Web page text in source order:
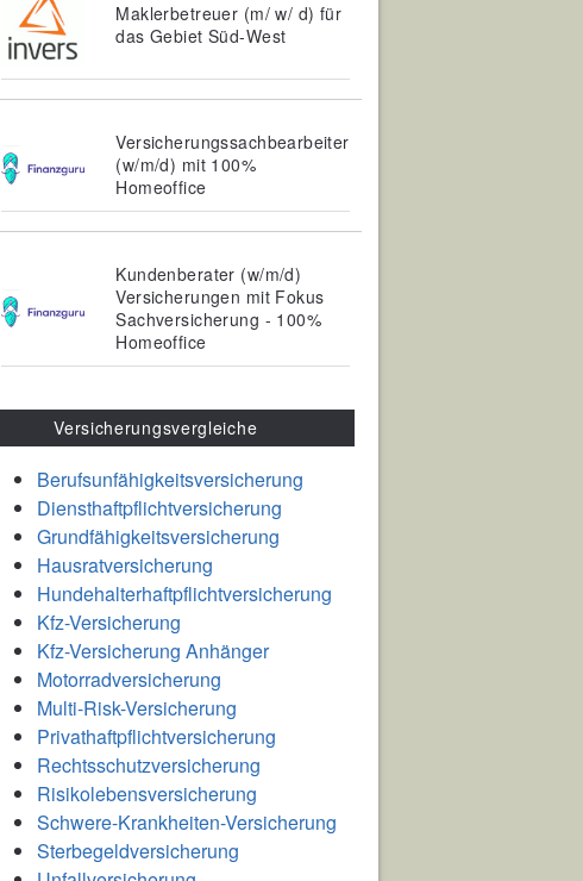
Maklerbetreuer (m/ w/ d) für
das Gebiet Süd-West
Versicherungssachbearbeiter
(w/m/d) mit 100%
Homeoffice
Kundenberater (w/m/d)
Versicherungen mit Fokus
Sachversicherung - 100%
Homeoffice
Versicherungsvergleiche
Berufsunfähigkeitsversicherung
Diensthaftpflichtversicherung
Grundfähigkeitsversicherung
Hausratversicherung
Hundehalterhaftpflichtversicherung
Kfz-Versicherung
Kfz-Versicherung Anhänger
Motorradversicherung
Multi-Risk-Versicherung
Privathaftpflichtversicherung
Rechtsschutzversicherung
Risikolebensversicherung
Schwere-Krankheiten-Versicherung
Sterbegeldversicherung